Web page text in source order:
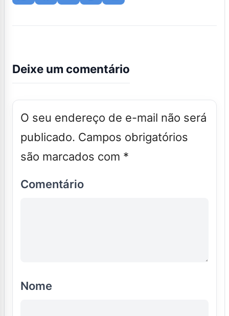
Deixe um comentário
O seu endereço de e-mail não será
publicado. Campos obrigatórios
são marcados com *
Comentário
Nome